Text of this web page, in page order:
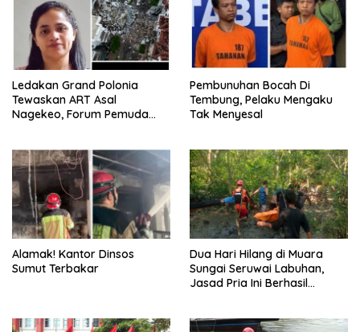
Ledakan Grand Polonia
Tewaskan ART Asal
Nagekeo, Forum Pemuda
Jawab
Pembunuhan Bocah Di
Tembung, Pelaku Mengaku
Tak Menyesal
Alamak! Kantor Dinsos
Sumut Terbakar
Dua Hari Hilang di Muara
Sungai Seruwai Labuhan,
Jasad Pria Ini Berhasil